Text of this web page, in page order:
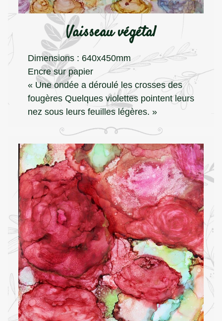
Vaisseau végétal
Dimensions : 640x450mm
Encre sur papier
« Une ondée a déroulé les crosses des
fougères Quelques violettes pointent leurs
nez sous leurs feuilles légères. »